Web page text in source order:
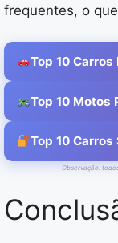
frequentes, o
Top 10 Carros
Top 10 Motos
Top 10 Carros
Observação: